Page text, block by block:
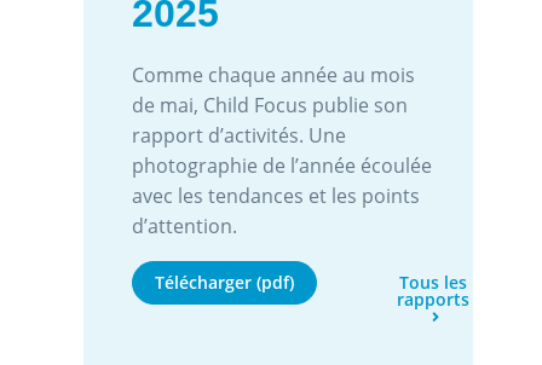
2025
Comme chaque année au mois
de mai, Child Focus publie son
rapport d’activités. Une
photographie de l’année écoulée
avec les tendances et les points
d’attention.
Télécharger (pdf) Tous les
rapports